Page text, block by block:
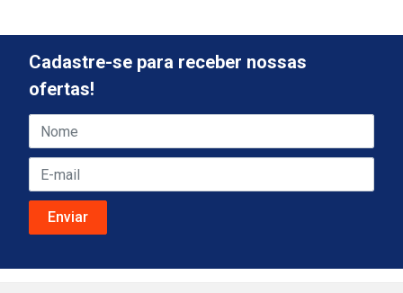
Cadastre-se para receber nossas
ofertas!